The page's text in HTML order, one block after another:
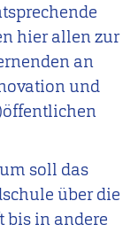
hier allen zur
an
und
soll das
über die
bis in andere